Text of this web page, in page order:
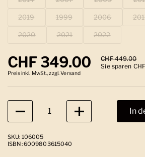
2019 1999 2006
2020 2021 2022
Regulärer Preis
CHF 349.00 Sale-Preis
CHF 449.00
Sie sparen
Preis inkl. MwSt., zzgl. Versand
Anzahl
In
SKU: 106005
ISBN: 6009803615040